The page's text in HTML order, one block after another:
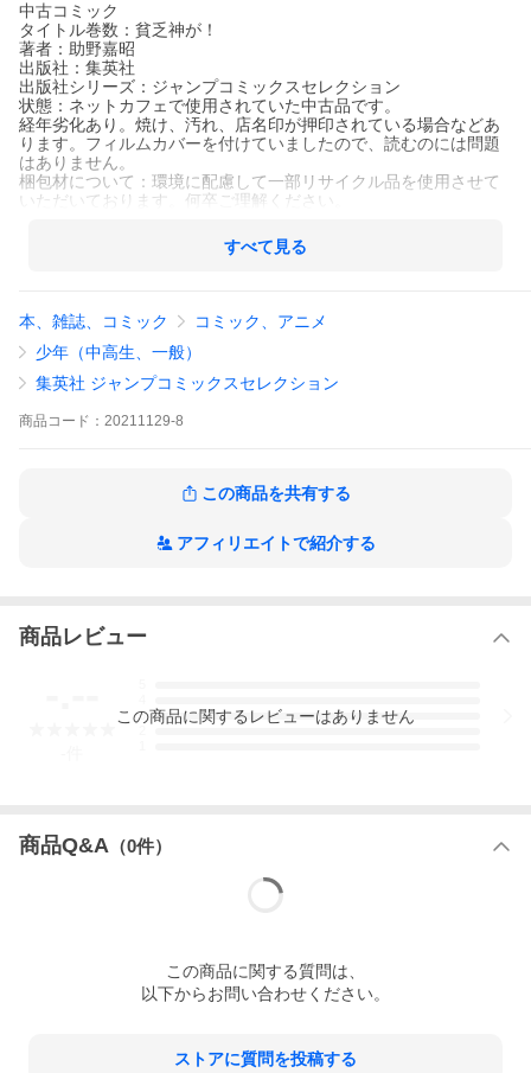
中古コミック
タイトル巻数：貧乏神が！
著者：助野嘉昭
出版社：集英社
出版社シリーズ：ジャンプコミックスセレクション
状態：ネットカフェで使用されていた中古品です。
経年劣化あり。焼け、汚れ、店名印が押印されている場合などあ
ります。フィルムカバーを付けていましたので、読むのには問題
はありません。
梱包材について：環境に配慮して一部リサイクル品を使用させて
いただいております。何卒ご理解ください。
すべて見る
本、雑誌、コミック
コミック、アニメ
少年（中高生、一般）
集英社 ジャンプコミックスセレクション
商品 コード： 20211129-8
この商品を共有する
アフィリエイトで紹介する
商品レビュー
3
この商品に関するレビューはありません
商品Q&A （0件）
この商品に関する質問は、
以下からお問い合わせください。
ストアに質問を投稿する